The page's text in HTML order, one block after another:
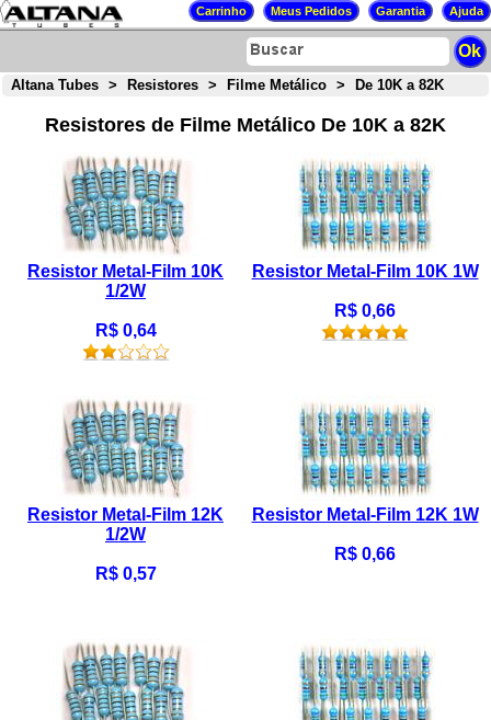
Altana Tubes > Resistores > Filme Metálico > De 10K a 82K
Resistores de Filme Metálico De 10K a 82K
Resistor Metal-Film 10K
1/2W
R$ 0,64
Resistor Metal-Film 10K 1W
R$ 0,66
Resistor Metal-Film 12K
1/2W
R$ 0,57
Resistor Metal-Film 12K 1W
R$ 0,66